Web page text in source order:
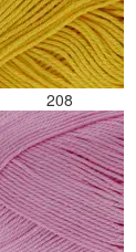
208